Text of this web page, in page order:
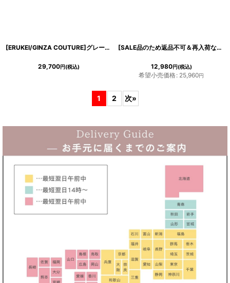
[ERUKEI/GINZA COUTURE]グレー×ホワイト・総レース・Aライン・ノースリーブ・ミディアムドレス・ワンピース[送料無料]
29,700円(税込)
[SALE品のため返品不可＆再入荷なしの現品限り][ERUKEI/GINZA COUTURE]ベージュ・グレー・フラワープリント・Aライン・ノースリーブ・ウエストリボン・ロングドレス[送料無料]
12,980円(税込)
希望小売価格: 25,960円
1 2 次»